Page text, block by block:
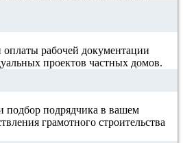
оплаты рабочей документации
проектов частных домов.
подбор подрядчика в вашем
грамотного строительства